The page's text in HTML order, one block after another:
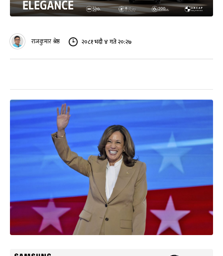
राजकुमार श्रेष्ठ २०८१ भदौ ४ गते २०:२७